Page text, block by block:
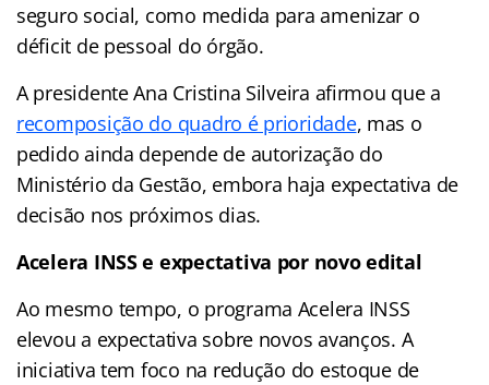
seguro social, como medida para amenizar o
déficit de pessoal do órgão.
A presidente Ana Cristina Silveira afirmou que a
recomposição do quadro é prioridade, mas o
pedido ainda depende de autorização do
Ministério da Gestão, embora haja expectativa de
decisão nos próximos dias.
Acelera INSS e expectativa por novo edital
Ao mesmo tempo, o programa Acelera INSS
elevou a expectativa sobre novos avanços. A
iniciativa tem foco na redução do estoque de